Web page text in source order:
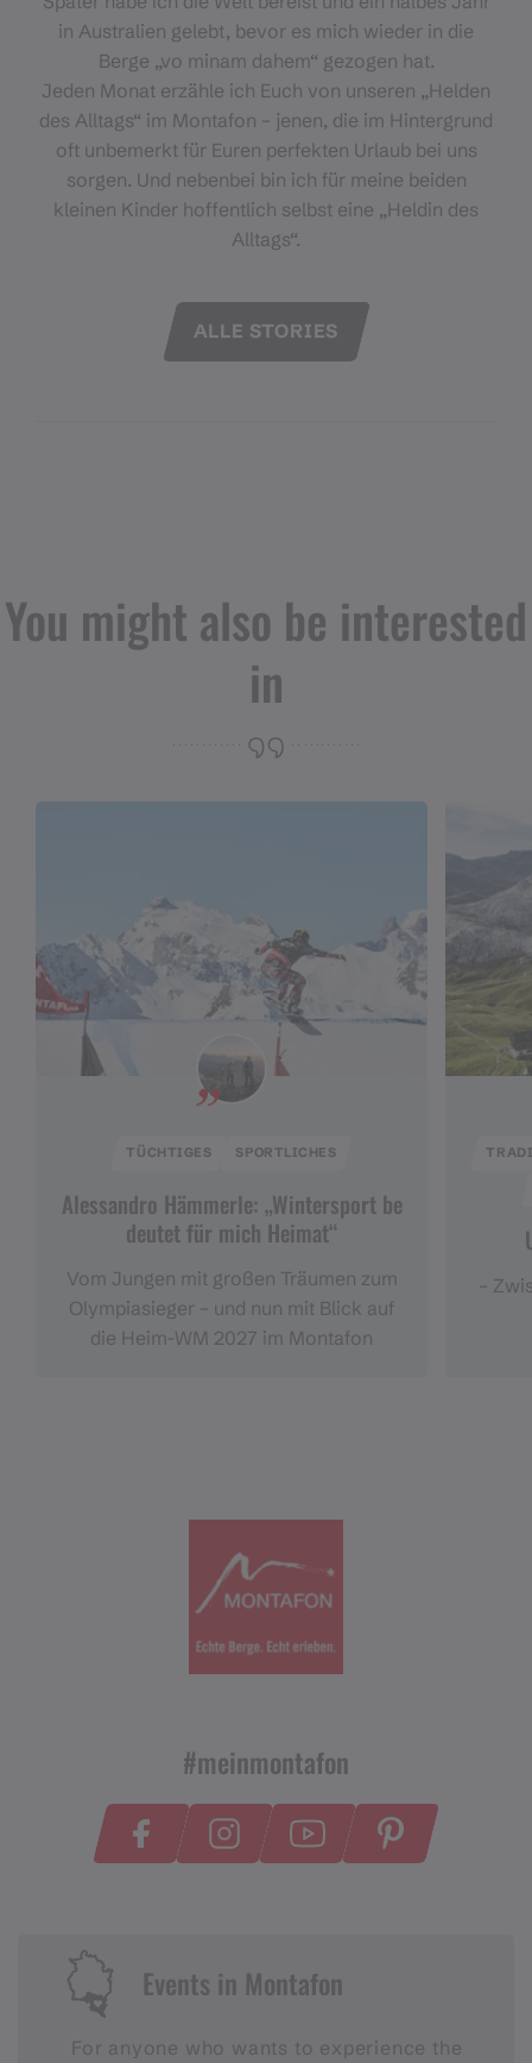
in Australien gelebt, bevor es mich wieder in die
Berge „vo minam dahem“ gezogen hat.
Jeden Monat erzähle ich Euch von unseren „Helden
des Alltags“ im Montafon – jenen, die im Hintergrund
oft unbemerkt für Euren perfekten Urlaub bei uns
sorgen. Und nebenbei bin ich für meine beiden
kleinen Kinder hoffentlich selbst eine „Heldin des
Alltags“.
ALLE STORIES
You might also be interested
in
TÜCHTIGES SPORTLICHES
Alessandro Hämmerle: „Wintersport be
deutet für mich Heimat“
Vom Jungen mit großen Träumen zum
Olympiasieger – und nun mit Blick auf
die Heim-WM 2027 im Montafon
–
#meinmontafon
Events in Montafon
For anyone who wants to experience the